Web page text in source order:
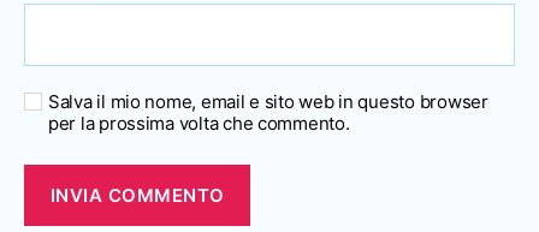
Salva il mio nome, email e sito web in questo browser
per la prossima volta che commento.